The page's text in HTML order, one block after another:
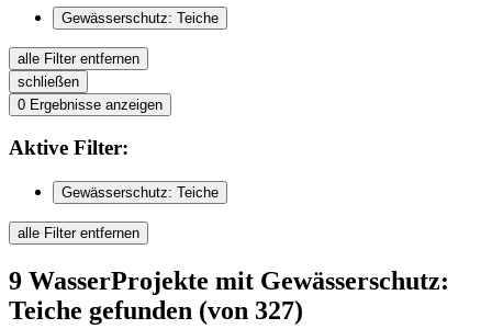
Gewässerschutz: Teiche
alle Filter entfernen
schließen
0 Ergebnisse anzeigen
Aktive Filter:
Gewässerschutz: Teiche
alle Filter entfernen
9 WasserProjekte mit Gewässerschutz:
Teiche gefunden (von 327)